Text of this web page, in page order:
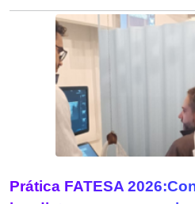
Prática FATESA